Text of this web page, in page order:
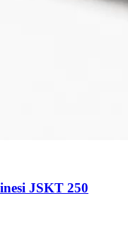
JSKT 250